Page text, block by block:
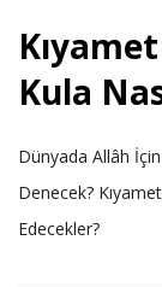
Kula
Dünyada Allâh
Denecek?
Edecekler?